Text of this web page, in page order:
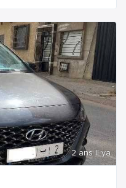
2 ans Il ya